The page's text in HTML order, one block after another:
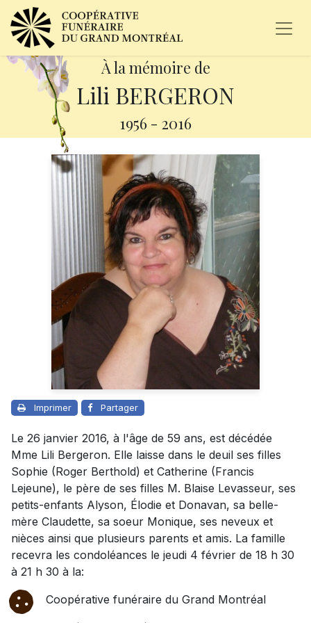
À la mémoire de
Lili BERGERON
1956 - 2016
Imprimer Partager
Le 26 janvier 2016, à l'âge de 59 ans, est décédée
Mme Lili Bergeron. Elle laisse dans le deuil ses filles
Sophie (Roger Berthold) et Catherine (Francis
Lejeune), le père de ses filles M. Blaise Levasseur, ses
petits-enfants Alyson, Élodie et Donavan, sa belle-
mère Claudette, sa soeur Monique, ses neveux et
nièces ainsi que plusieurs parents et amis. La famille
recevra les condoléances le jeudi 4 février de 18 h 30
à 21 h 30 à la:
Coopérative funéraire du Grand Montréal